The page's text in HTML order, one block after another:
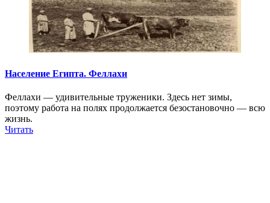
Население Египта. Феллахи
Феллахи — удивительные труженики. Здесь нет зимы,
поэтому работа на полях продолжается безостановочно — всю
жизнь.
Читать